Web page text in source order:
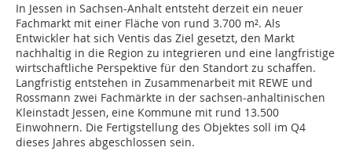
In Jessen in Sachsen-Anhalt entsteht derzeit ein neuer
Fachmarkt mit einer Fläche von rund 3.700 m². Als
Entwickler hat sich Ventis das Ziel gesetzt, den Markt
nachhaltig in die Region zu integrieren und eine langfristige
wirtschaftliche Perspektive für den Standort zu schaffen.
Langfristig entstehen in Zusammenarbeit mit REWE und
Rossmann zwei Fachmärkte in der sachsen-anhaltinischen
Kleinstadt Jessen, eine Kommune mit rund 13.500
Einwohnern. Die Fertigstellung des Objektes soll im Q4
dieses Jahres abgeschlossen sein.